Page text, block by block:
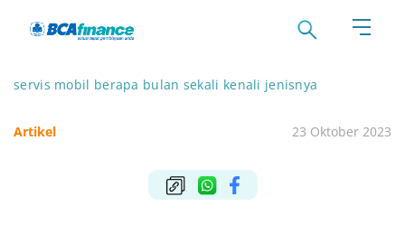
servis mobil berapa bulan sekali kenali jenisnya
Artikel 23 Oktober 2023